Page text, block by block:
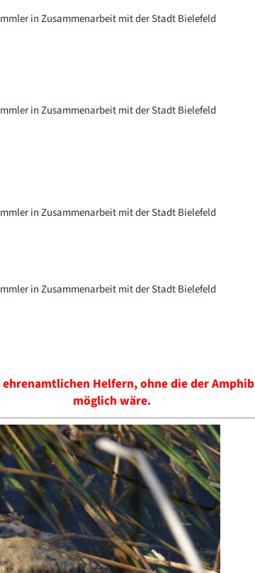
in Zusammenarbeit mit der Stadt Bielefeld
in Zusammenarbeit mit der Stadt Bielefeld
in Zusammenarbeit mit der Stadt Bielefeld
in Zusammenarbeit mit der Stadt Bielefeld
Helfern, ohne die der
möglich wäre.